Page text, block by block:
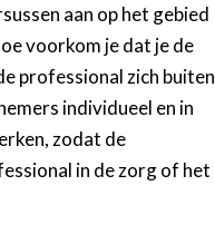
aan op het gebied
voorkom je dat je de
professional zich buiten
individueel en in
zodat de
in de zorg of het